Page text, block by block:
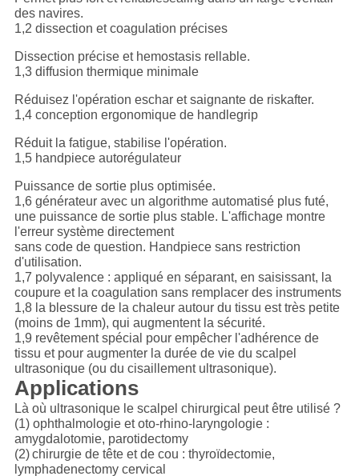
des navires.
1,2 dissection et coagulation précises
Dissection précise et hemostasis rellable.
1,3 diffusion thermique minimale
Réduisez l'opération eschar et saignante de riskafter.
1,4 conception ergonomique de handlegrip
Réduit la fatigue, stabilise l'opération.
1,5 handpiece autorégulateur
Puissance de sortie plus optimisée.
1,6 générateur avec un algorithme automatisé plus futé,
une puissance de sortie plus stable. L'affichage montre
l'erreur système directement
sans code de question. Handpiece sans restriction
d'utilisation.
1,7 polyvalence : appliqué en séparant, en saisissant, la
coupure et la coagulation sans remplacer des instruments
1,8 la blessure de la chaleur autour du tissu est très petite
(moins de 1mm), qui augmentent la sécurité.
1,9 revêtement spécial pour empêcher l'adhérence de
tissu et pour augmenter la durée de vie du scalpel
ultrasonique (ou du cisaillement ultrasonique).
Applications
Là où ultrasonique le scalpel chirurgical peut être utilisé ?
(1) ophthalmologie et oto-rhino-laryngologie :
amygdalotomie, parotidectomy
(2)chirurgie de tête et de cou : thyroïdectomie,
lymphadenectomy cervical